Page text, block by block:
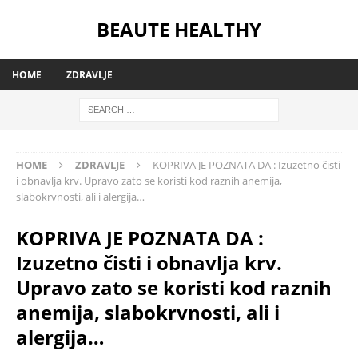
BEAUTE HEALTHY
HOME ZDRAVLJE
HOME ZDRAVLJE
KOPRIVA JE POZNATA DA : Izuzetno čisti
i obnavlja krv. Upravo zato se koristi kod raznih anemija,
slabokrvnosti, ali i alergija…
KOPRIVA JE POZNATA DA :
Izuzetno čisti i obnavlja krv.
Upravo zato se koristi kod raznih
anemija, slabokrvnosti, ali i
alergija…